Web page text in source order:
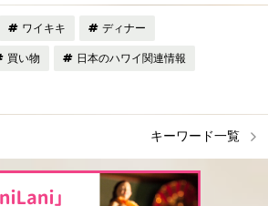
ワイキキ ディナー
買い物 日本のハワイ関連情報
キーワード一覧